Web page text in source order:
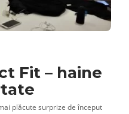
Fit – haine
plăcute surprize de început